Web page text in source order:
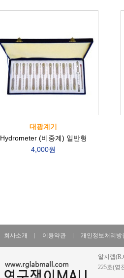
대광계기
Hydrometer (비중계) 일반형
4,000원
회사소개 이용약관 개인정보처리방
알지랩
225호(영